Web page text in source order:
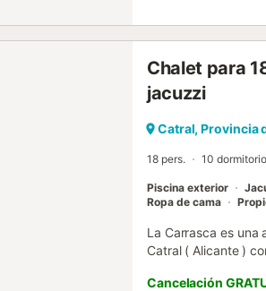
piscina está
proporcionan 2
ahorro de agua y
Chalet para
jacuzzi
Catral, Provincia
18 pers. 10
Piscina exterior
Ropa de cama
La Carrasca es una
Catral ( Alicante )
la mitología griega
Cancelación